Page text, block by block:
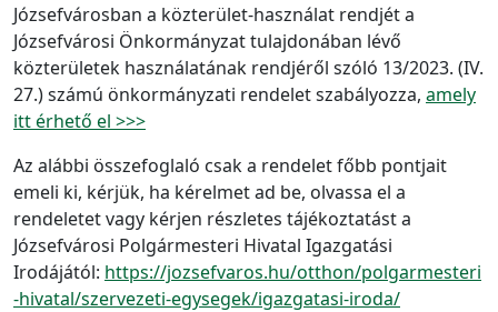
Józsefvárosban a közterület-használat rendjét a
Józsefvárosi Önkormányzat tulajdonában lévő
közterületek használatának rendjéről szóló 13/2023. (IV.
27.) számú önkormányzati rendelet szabályozza, amely
itt érhető el >>>
Az alábbi összefoglaló csak a rendelet főbb pontjait
emeli ki, kérjük, ha kérelmet ad be, olvassa el a
rendeletet vagy kérjen részletes tájékoztatást a
Józsefvárosi Polgármesteri Hivatal Igazgatási
Irodájától: https://jozsefvaros.hu/otthon/polgarmesteri
-hivatal/szervezeti-egysegek/igazgatasi-iroda/